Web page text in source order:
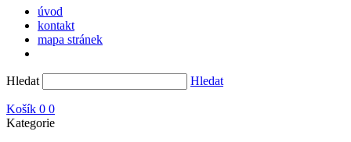
úvod
kontakt
mapa stránek
Hledat Hledat
Košík 0 0
Kategorie